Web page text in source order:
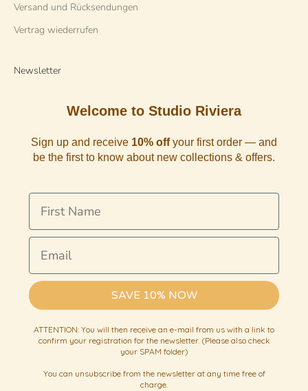
Versand und Rücksendungen
Vertrag wiederrufen
Newsletter
Welcome to Studio Riviera
Sign up and receive 10% offyour first order — and
be the first to know about new collections & offers.
First Name
Email
SAVE 10% NOW
ATTENTION: You will then receive an e-mail from us with a link to
confirm your registration for the newsletter. (Please also check
your SPAM folder)
You can unsubscribe from the newsletter at any time free of
charge.